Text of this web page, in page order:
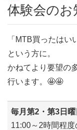
体験会のお
「MTB買ったは
という方に。
かねてより要望の
行います。🤩🤩
毎月第2・第3日曜
11:00～2時間程度